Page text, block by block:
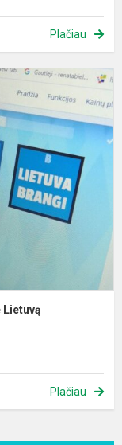
Plačiau
Lietuvą
Plačiau